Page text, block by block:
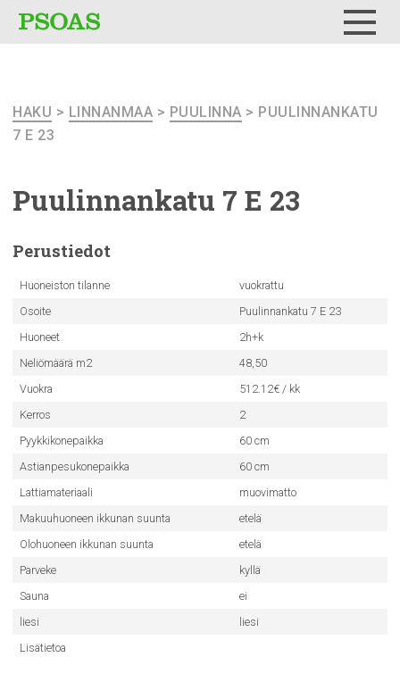
HAKU > LINNANMAA > PUULINNA > PUULINNANKATU
7 E 23
Puulinnankatu 7 E 23
Perustiedot
Huoneiston tilanne
vuokrattu
Osoite
Puulinnankatu 7 E 23
Huoneet
2h+k
Neliömäärä m2
48,50
Vuokra
512.12€ / kk
Kerros
2
Pyykkikonepaikka
60 cm
Astianpesukonepaikka
60 cm
Lattiamateriaali
muovimatto
Makuuhuoneen ikkunan suunta
etelä
Olohuoneen ikkunan suunta
etelä
Parveke
kyllä
Sauna
ei
liesi
liesi
Lisätietoa